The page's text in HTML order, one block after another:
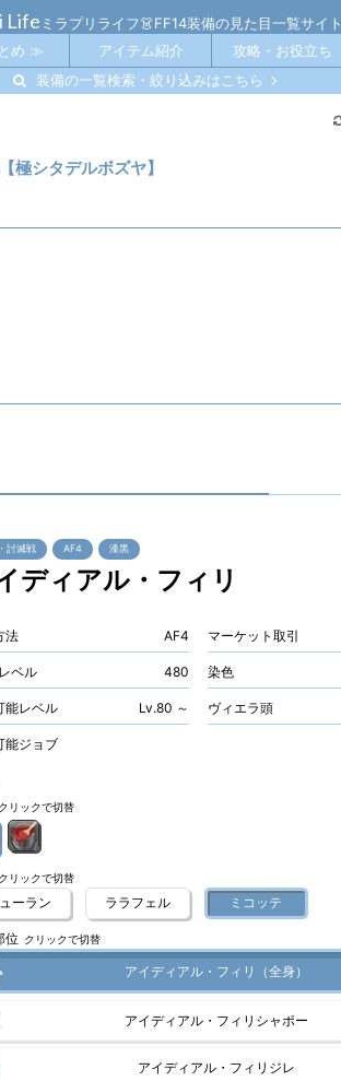
Life ミラプリライフ👗FF14装備の見た目一覧サイト
装備の一覧検索・絞り込みはこちら
め ≫ アイテム紹介 攻略・お役立ち
極シタデルボズヤ】
討滅戦 AF4 漆黒
ディアル・フィリ
位 クリックで切替
アイディアル・フィリ（全身）
アイディアル・フィリシャポー
アイディアル・フィリジレ
クリックで切替
クリックで切替
ーラン ララフェル ミコッテ
法 AF4 マーケット取引
ベル 480 染色
能レベル Lv.80 ～ ヴィエラ頭
能ジョブ